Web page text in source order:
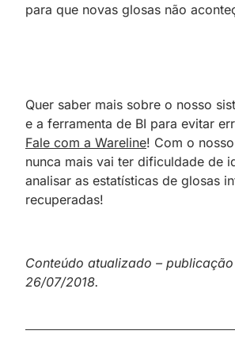
para que novas glosas não
Quer saber mais sobre o nosso
e a ferramenta de BI para evitar
Fale com a Wareline! Com o
nunca mais vai ter dificuldade de
analisar as estatísticas de glosas
recuperadas!
Conteúdo atualizado –
26/07/2018.